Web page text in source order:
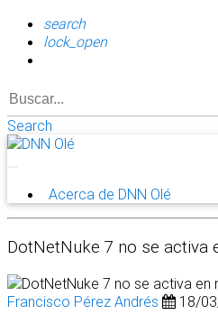
search
lock_open
Search
Acerca de DNN Olé
DotNetNuke 7 no se activa
Francisco Pérez Andrés
18/